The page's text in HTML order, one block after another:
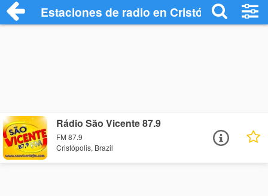
Estaciones de radio en Cristópolis -
Rádio São Vicente 87.9
FM 87.9
Cristópolis, Brazil